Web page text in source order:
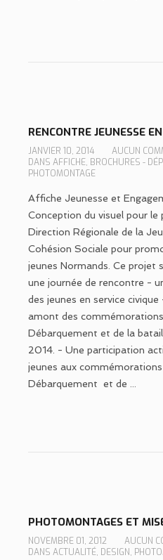
RENCONTRE JEUNESSE
JANVIER 10, 2014
AUCUN
DANS AFFICHE, BROCHURES -
PHOTOMONTAGE
Affiche Jeunesse et
Conception du visuel pour le
Direction Régionale de la
Cohésion Sociale pour
jeunes Normands. Ce projet
une journée de rencontre -
des jeunes en service
amont des
Débarquement et de la
2014. - Une participation
jeunes aux
Débarquement et de ...
PHOTOMONTAGES ET
NOVEMBRE 01, 2012
AUCUN
DANS ACTUALITÉ, DESIGN,